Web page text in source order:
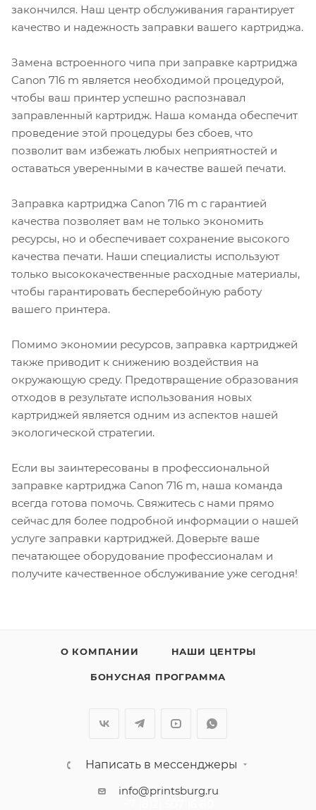
закончился. Наш центр обслуживания гарантирует
качество и надежность заправки вашего картриджа.
Замена встроенного чипа при заправке картриджа
Canon 716 m является необходимой процедурой,
чтобы ваш принтер успешно распознавал
заправленный картридж. Наша команда обеспечит
проведение этой процедуры без сбоев, что
позволит вам избежать любых неприятностей и
оставаться уверенными в качестве вашей печати.
Заправка картриджа Canon 716 m с гарантией
качества позволяет вам не только экономить
ресурсы, но и обеспечивает сохранение высокого
качества печати. Наши специалисты используют
только высококачественные расходные материалы,
чтобы гарантировать бесперебойную работу
вашего принтера.
Помимо экономии ресурсов, заправка картриджей
также приводит к снижению воздействия на
окружающую среду. Предотвращение образования
отходов в результате использования новых
картриджей является одним из аспектов нашей
экологической стратегии.
Если вы заинтересованы в профессиональной
заправке картриджа Canon 716 m, наша команда
всегда готова помочь. Свяжитесь с нами прямо
сейчас для более подробной информации о нашей
услуге заправки картриджей. Доверьте ваше
печатающее оборудование профессионалам и
получите качественное обслуживание уже сегодня!
О КОМПАНИИ НАШИ ЦЕНТРЫ
БОНУСНАЯ ПРОГРАММА
Написать в мессенджеры
info@printsburg.ru